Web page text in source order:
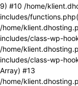
9) #10 /home/
includes/
/home/
includes/class-wp-
/home/
includes/class-wp-
Array) #13
/home/